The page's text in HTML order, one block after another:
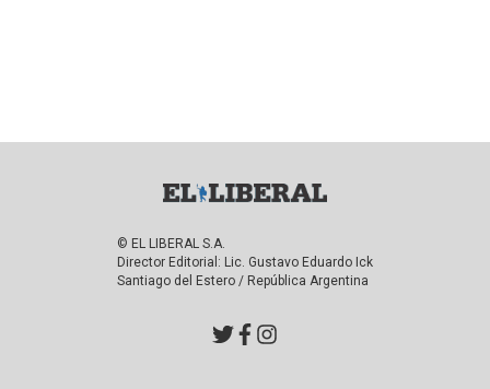
© EL LIBERAL S.A.
Director Editorial: Lic. Gustavo Eduardo Ick
Santiago del Estero / República Argentina